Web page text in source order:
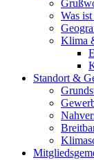
Was
Klima
Standort &